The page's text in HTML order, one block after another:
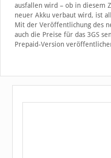
ausfallen wird – ob in diesem
neuer Akku verbaut wird, ist
Mit der Veröffentlichung des
auch die Preise für das 3GS
Prepaid-Version